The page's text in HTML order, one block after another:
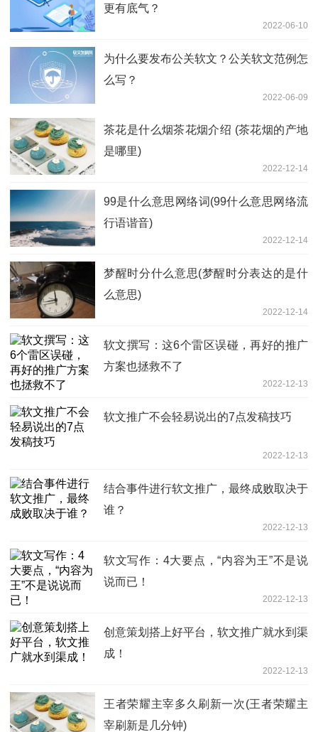
更有底气？
2022-06-10
为什么要发布公关软文？公关软文范例怎
么写？
2022-06-09
茶花是什么烟茶花烟介绍 (茶花烟的产地
是哪里)
2022-12-14
99是什么意思网络词(99什么意思网络流
行语谐音)
2022-12-14
梦醒时分什么意思(梦醒时分表达的是什
么意思)
2022-12-14
软文撰写：这6个雷区误碰，再好的推广
方案也拯救不了
2022-12-13
软文推广不会轻易说出的7点发稿技巧
2022-12-13
结合事件进行软文推广，最终成败取决于
谁？
2022-12-13
软文写作：4大要点，“内容为王”不是说
说而已！
2022-12-13
创意策划搭上好平台，软文推广就水到渠
成！
2022-12-13
王者荣耀主宰多久刷新一次(王者荣耀主
宰刷新是几分钟)